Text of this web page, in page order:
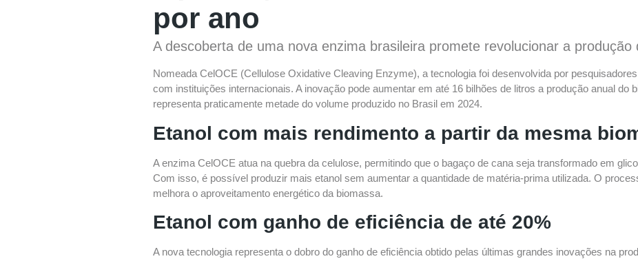
por ano
A descoberta de uma nova enzima brasileira promete revolucionar a produção
Nomeada CelOCE (Cellulose Oxidative Cleaving Enzyme), a tecnologia foi desenvolvida por
com instituições internacionais. A inovação pode aumentar em até 16 bilhões de litros a produção anual do
representa praticamente metade do volume produzido no Brasil em 2024.
Etanol com mais rendimento a partir da mesma
A enzima CelOCE atua na quebra da celulose, permitindo que o bagaço de cana seja transformado em
Com isso, é possível produzir mais etanol sem aumentar a quantidade de matéria-prima utilizada. O
melhora o aproveitamento energético da biomassa.
Etanol com ganho de eficiência de até 20%
A nova tecnologia representa o dobro do ganho de eficiência obtido pelas últimas grandes inovações na